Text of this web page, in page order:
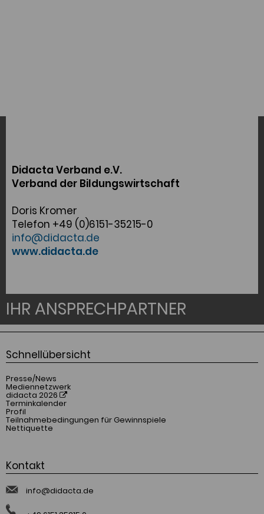
Didacta Verband e.V.
Verband der Bildungswirtschaft
Doris Kromer
Telefon +49 (0)6151-35215-0
info@didacta.de
www.didacta.de
IHR ANSPRECHPARTNER
Schnellübersicht
Presse/News
Mediennetzwerk
didacta 2026
Terminkalender
Profil
Teilnahmebedingungen für Gewinnspiele
Nettiquette
Kontakt
info@didacta.de